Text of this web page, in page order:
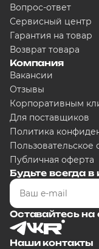
Вопрос-ответ
Сервисный центр
Гарантия на товар
Возврат товара
Компания
Вакансии
Отзывы
Корпоративным
Для поставщиков
Политика
Пользовательское
Публичная оферта
Будьте всегда в
Оставайтесь на
Наши контакты